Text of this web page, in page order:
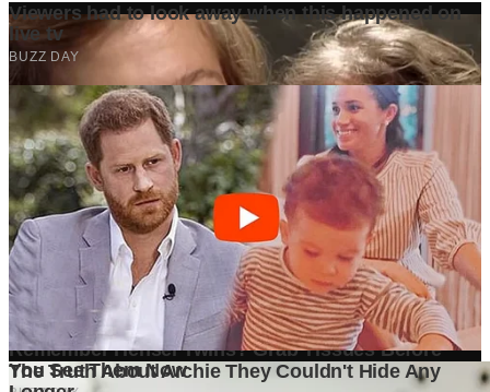
Ditulis olehKontributor
Penyuka detail yang percaya bahwa setiap tulisan punya nyawa.
Bertugas merangkai ide menjadi cerita yang mengalir, memastikan
setiap titik dan koma berada di tempat yang tepat untuk kenyamanan
membacamu
Komentar (0)
Tulis Komentar
Belum ada komentar. Jadilah yang pertama!
Baca Juga